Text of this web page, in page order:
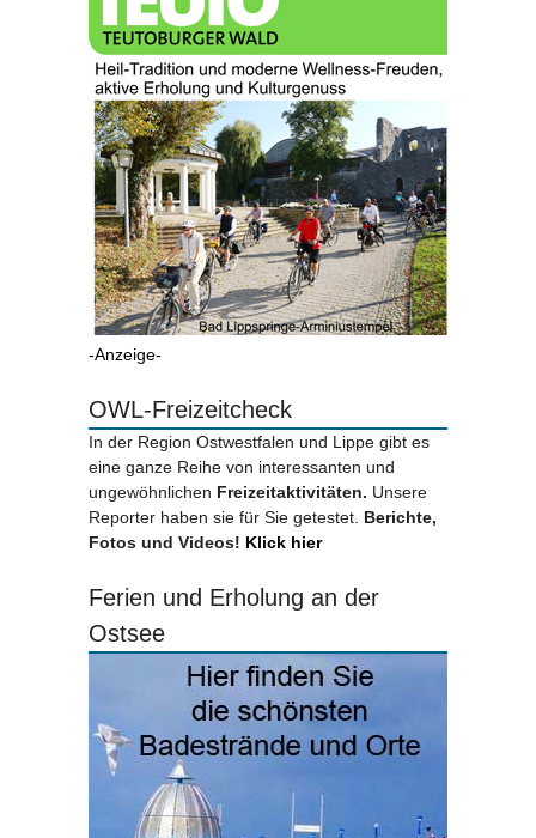
-Anzeige-
OWL-Freizeitcheck
In der Region Ostwestfalen und Lippe gibt es
eine ganze Reihe von interessanten und
ungewöhnlichen Freizeitaktivitäten. Unsere
Reporter haben sie für Sie getestet. Berichte,
Fotos und Videos! Klick hier
Ferien und Erholung an der
Ostsee